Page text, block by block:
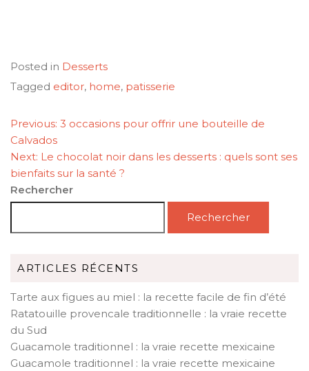
Posted in Desserts
Tagged editor, home, patisserie
NAVIGATION
DE
L’ARTICLE
Previous: 3 occasions pour offrir une bouteille de
Calvados
Next: Le chocolat noir dans les desserts : quels sont ses
bienfaits sur la santé ?
Rechercher
Rechercher
ARTICLES RÉCENTS
Tarte aux figues au miel : la recette facile de fin d’été
Ratatouille provencale traditionnelle : la vraie recette
du Sud
Guacamole traditionnel : la vraie recette mexicaine
Guacamole traditionnel : la vraie recette mexicaine